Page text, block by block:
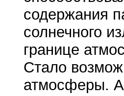
содержания
солнечного
границе
Стало
атмосферы.